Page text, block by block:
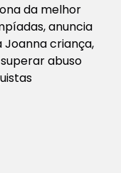
da melhor
anuncia
criança,
abuso